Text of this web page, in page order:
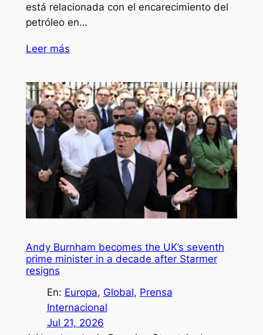
está relacionada con el encarecimiento del
petróleo en…
Leer más
Andy Burnham becomes the UK’s seventh
prime minister in a decade after Starmer
resigns
En: Europa, Global, Prensa
Internacional
Jul 21, 2026